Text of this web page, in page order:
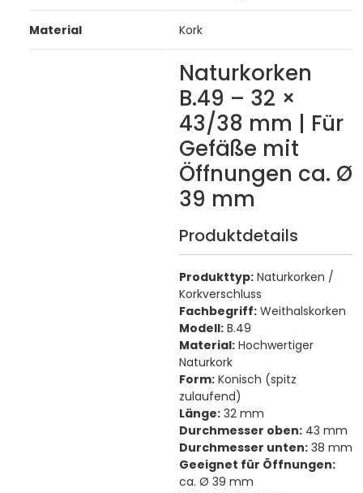
Material Kork
Naturkorken
B.49 – 32 ×
43/38 mm | Für
Gefäße mit
Öffnungen ca. Ø
39 mm
Produktdetails
Produkttyp:Naturkorken /
Korkverschluss
Fachbegriff:Weithalskorken
Modell:B.49
Material:Hochwertiger
Naturkork
Form:Konisch (spitz
zulaufend)
Länge:32 mm
Durchmesser oben:43 mm
Durchmesser unten:38 mm
Geeignet für Öffnungen:
ca. Ø 39 mm